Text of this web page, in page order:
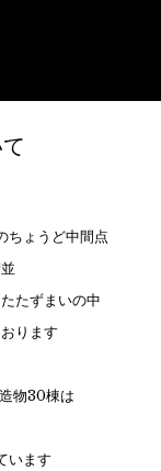
ちょうど中間点
たずまいの中
ります
物30棟は
います